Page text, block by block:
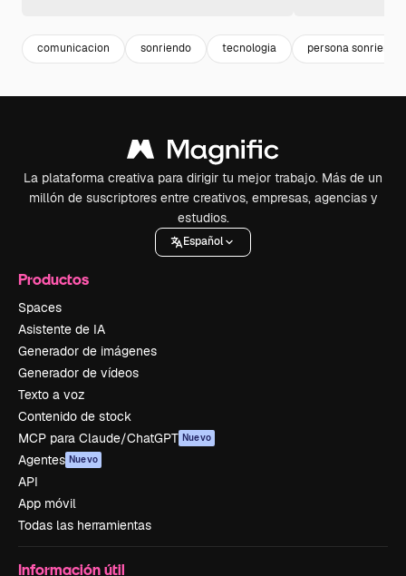
comunicacion sonriendo tecnologia persona sonriendo
La plataforma creativa para dirigir tu mejor trabajo. Más de un
millón de suscriptores entre creativos, empresas, agencias y
estudios.
Español
Productos
Spaces
Asistente de IA
Generador de imágenes
Generador de vídeos
Texto a voz
Contenido de stock
MCP para Claude/ChatGPT Nuevo
Agentes Nuevo
API
App móvil
Todas las herramientas
Información útil